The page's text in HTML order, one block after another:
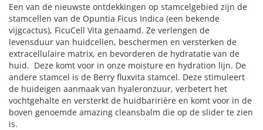
Een van de nieuwste ontdekkingen op stamcelgebied zijn de
stamcellen van de Opuntia Ficus Indica (een bekende
vijgcactus), FicuCell Vita genaamd. Ze verlengen de
levensduur van huidcellen, beschermen en versterken de
extracellulaire matrix, en bevorderen de hydratatie van de
huid. Deze komt voor in onze moisture en hydration lijn. De
andere stamcel is de Berry fluxvita stamcel. Deze stimuleert
de huideigen aanmaak van hyaleronzuur, verbetert het
vochtgehalte en versterkt de huidbaririère en komt voor in de
boven genoemde amazing cleansbalm die op de slider te zien
is.